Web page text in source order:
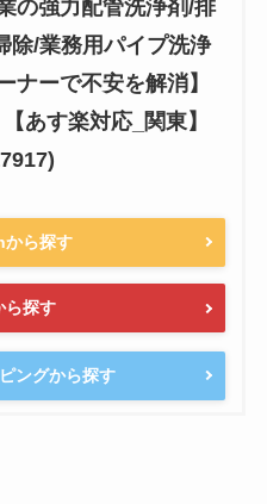
の強力配管洗浄剤/排
除/業務用パイプ洗浄
ナーで不安を解消】
あす楽対応_関東】
ら探す
ら探す
ングから探す